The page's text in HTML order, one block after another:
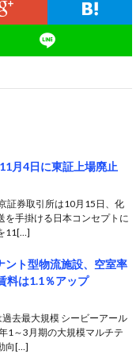
月4日に東証上場廃止
証券取引所は10月15日、化
を手掛ける日本コンセプトに
11[…]
ント型物流施設、空室率
料は1.1％アップ
去最大規模 シービーアール
1～3月期の大規模マルチテ
向[…]